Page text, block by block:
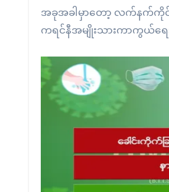
အခုအခါမှာတော့ လက်နက်
ကရင်နီအမျိုးသားကာကွယ်ရေး